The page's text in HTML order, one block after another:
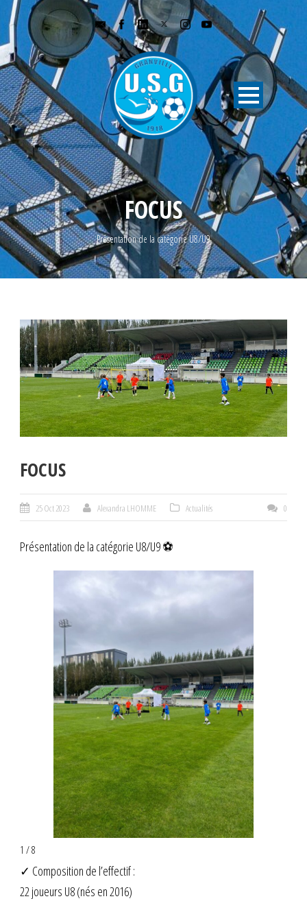
FOCUS
Présentation de la catégorie U8/U9
FOCUS
25 Oct 2023 Alexandra LHOMME Actualités 0
Présentation de la catégorie U8/U9 ⚽
1 / 8
✓ Composition de l’effectif :
22 joueurs U8 (nés en 2016)